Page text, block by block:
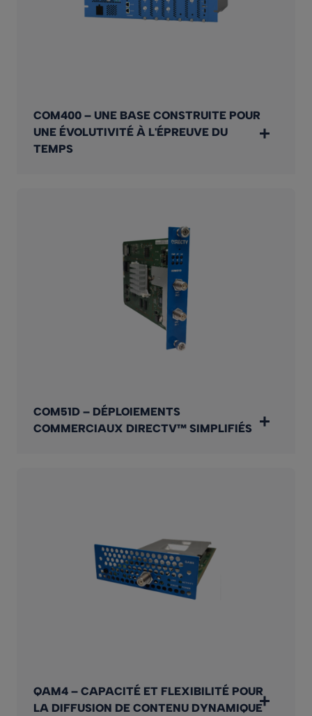
COM400 – UNE BASE CONSTRUITE POUR
UNE ÉVOLUTIVITÉ À L'ÉPREUVE DU
TEMPS
COM51D – DÉPLOIEMENTS
COMMERCIAUX DIRECTV™ SIMPLIFIÉS
QAM4 – CAPACITÉ ET FLEXIBILITÉ POUR
LA DIFFUSION DE CONTENU DYNAMIQUE